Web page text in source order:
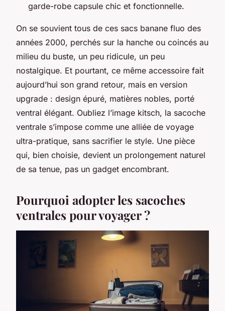
garde-robe capsule chic et fonctionnelle.
On se souvient tous de ces sacs banane fluo des
années 2000, perchés sur la hanche ou coincés au
milieu du buste, un peu ridicule, un peu
nostalgique. Et pourtant, ce même accessoire fait
aujourd’hui son grand retour, mais en version
upgrade : design épuré, matières nobles, porté
ventral élégant. Oubliez l’image kitsch, la sacoche
ventrale s’impose comme une alliée de voyage
ultra-pratique, sans sacrifier le style. Une pièce
qui, bien choisie, devient un prolongement naturel
de sa tenue, pas un gadget encombrant.
Pourquoi adopter les sacoches
ventrales pour voyager ?